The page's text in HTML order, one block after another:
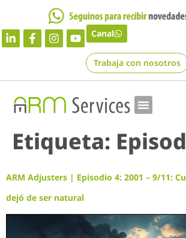
Canal
Trabaja con nosotros
Etiqueta:
ARM Adjusters | Episodio 4: 2001 – 9/11:
dejó de ser natural